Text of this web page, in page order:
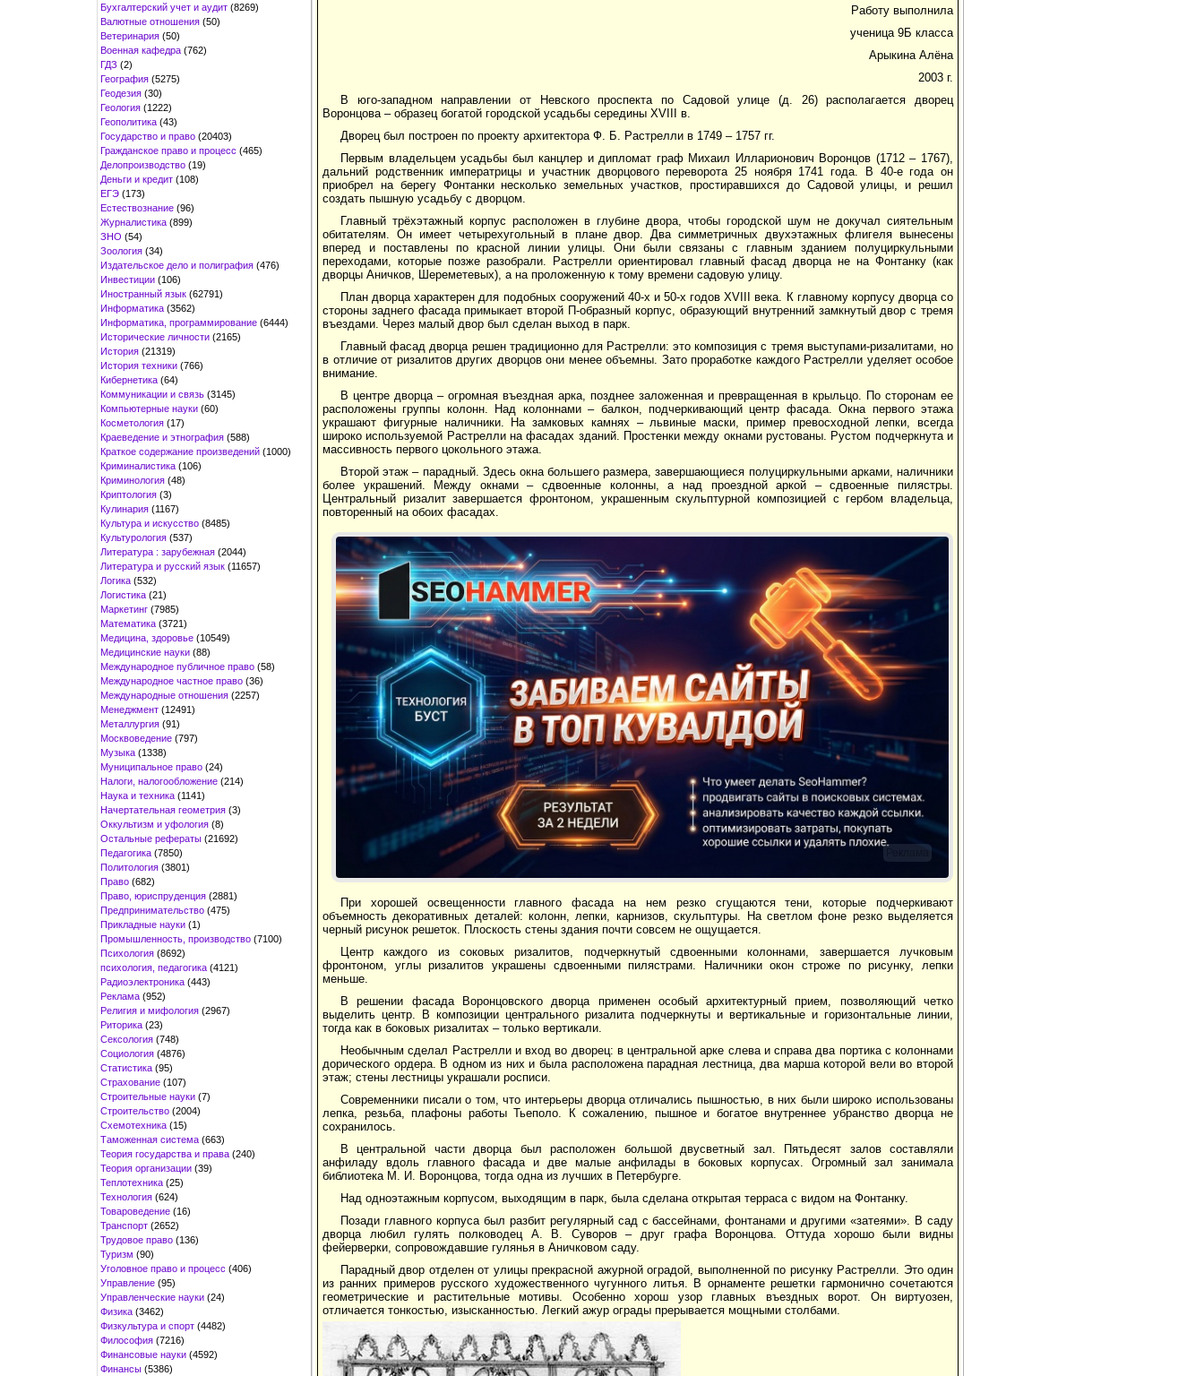
Бухгалтерский учет и аудит (8269)
Валютные отношения (50)
Ветеринария (50)
Военная кафедра (762)
ГДЗ (2)
География (5275)
Геодезия (30)
Геология (1222)
Геополитика (43)
Государство и право (20403)
Гражданское право и процесс (465)
Делопроизводство (19)
Деньги и кредит (108)
ЕГЭ (173)
Естествознание (96)
Журналистика (899)
ЗНО (54)
Зоология (34)
Издательское дело и полиграфия (476)
Инвестиции (106)
Иностранный язык (62791)
Информатика (3562)
Информатика, программирование (6444)
Исторические личности (2165)
История (21319)
История техники (766)
Кибернетика (64)
Коммуникации и связь (3145)
Компьютерные науки (60)
Косметология (17)
Краеведение и этнография (588)
Краткое содержание произведений (1000)
Криминалистика (106)
Криминология (48)
Криптология (3)
Кулинария (1167)
Культура и искусство (8485)
Культурология (537)
Литература : зарубежная (2044)
Литература и русский язык (11657)
Логика (532)
Логистика (21)
Маркетинг (7985)
Математика (3721)
Медицина, здоровье (10549)
Медицинские науки (88)
Международное публичное право (58)
Международное частное право (36)
Международные отношения (2257)
Менеджмент (12491)
Металлургия (91)
Москвоведение (797)
Музыка (1338)
Муниципальное право (24)
Налоги, налогообложение (214)
Наука и техника (1141)
Начертательная геометрия (3)
Оккультизм и уфология (8)
Остальные рефераты (21692)
Педагогика (7850)
Политология (3801)
Право (682)
Право, юриспруденция (2881)
Предпринимательство (475)
Прикладные науки (1)
Промышленность, производство (7100)
Психология (8692)
психология, педагогика (4121)
Радиоэлектроника (443)
Реклама (952)
Религия и мифология (2967)
Риторика (23)
Сексология (748)
Социология (4876)
Статистика (95)
Страхование (107)
Строительные науки (7)
Строительство (2004)
Схемотехника (15)
Таможенная система (663)
Теория государства и права (240)
Теория организации (39)
Теплотехника (25)
Технология (624)
Товароведение (16)
Транспорт (2652)
Трудовое право (136)
Туризм (90)
Уголовное право и процесс (406)
Управление (95)
Управленческие науки (24)
Физика (3462)
Физкультура и спорт (4482)
Философия (7216)
Финансовые науки (4592)
Финансы (5386)
Работу выполнила
ученица 9Б класса
Арыкина Алёна
2003 г.
В юго-западном направлении от Невского проспекта по Садовой улице (д. 26) располагается дворец
Воронцова – образец богатой городской усадьбы середины XVIII в.
Дворец был построен по проекту архитектора Ф. Б. Растрелли в 1749 – 1757 гг.
Первым владельцем усадьбы был канцлер и дипломат граф Михаил Илларионович Воронцов (1712 – 1767),
дальний родственник императрицы и участник дворцового переворота 25 ноября 1741 года. В 40-е года он
приобрел на берегу Фонтанки несколько земельных участков, простиравшихся до Садовой улицы, и решил
создать пышную усадьбу с дворцом.
Главный трёхэтажный корпус расположен в глубине двора, чтобы городской шум не докучал сиятельным
обитателям. Он имеет четырехугольный в плане двор. Два симметричных двухэтажных флигеля вынесены
вперед и поставлены по красной линии улицы. Они были связаны с главным зданием полуциркульными
переходами, которые позже разобрали. Растрелли ориентировал главный фасад дворца не на Фонтанку (как
дворцы Аничков, Шереметевых), а на проложенную к тому времени садовую улицу.
План дворца характерен для подобных сооружений 40-х и 50-х годов XVIII века. К главному корпусу дворца со
стороны заднего фасада примыкает второй П-образный корпус, образующий внутренний замкнутый двор с тремя
въездами. Через малый двор был сделан выход в парк.
Главный фасад дворца решен традиционно для Растрелли: это композиция с тремя выступами-ризалитами, но
в отличие от ризалитов других дворцов они менее объемны. Зато проработке каждого Растрелли уделяет особое
внимание.
В центре дворца – огромная въездная арка, позднее заложенная и превращенная в крыльцо. По сторонам ее
расположены группы колонн. Над колоннами – балкон, подчеркивающий центр фасада. Окна первого этажа
украшают фигурные наличники. На замковых камнях – львиные маски, пример превосходной лепки, всегда
широко используемой Растрелли на фасадах зданий. Простенки между окнами рустованы. Рустом подчеркнута и
массивность первого цокольного этажа.
Второй этаж – парадный. Здесь окна большего размера, завершающиеся полуциркульными арками, наличники
более украшений. Между окнами – сдвоенные колонны, а над проездной аркой – сдвоенные пилястры.
Центральный ризалит завершается фронтоном, украшенным скульптурной композицией с гербом владельца,
повторенный на обоих фасадах.
При хорошей освещенности главного фасада на нем резко сгущаются тени, которые подчеркивают
объемность декоративных деталей: колонн, лепки, карнизов, скульптуры. На светлом фоне резко выделяется
черный рисунок решеток. Плоскость стены здания почти совсем не ощущается.
Центр каждого из соковых ризалитов, подчеркнутый сдвоенными колоннами, завершается лучковым
фронтоном, углы ризалитов украшены сдвоенными пилястрами. Наличники окон строже по рисунку, лепки
меньше.
В решении фасада Воронцовского дворца применен особый архитектурный прием, позволяющий четко
выделить центр. В композиции центрального ризалита подчеркнуты и вертикальные и горизонтальные линии,
тогда как в боковых ризалитах – только вертикали.
Необычным сделал Растрелли и вход во дворец: в центральной арке слева и справа два портика с колоннами
дорического ордера. В одном из них и была расположена парадная лестница, два марша которой вели во второй
этаж; стены лестницы украшали росписи.
Современники писали о том, что интерьеры дворца отличались пышностью, в них были широко использованы
лепка, резьба, плафоны работы Тьеполо. К сожалению, пышное и богатое внутреннее убранство дворца не
сохранилось.
В центральной части дворца был расположен большой двусветный зал. Пятьдесят залов составляли
анфиладу вдоль главного фасада и две малые анфилады в боковых корпусах. Огромный зал занимала
библиотека М. И. Воронцова, тогда одна из лучших в Петербурге.
Над одноэтажным корпусом, выходящим в парк, была сделана открытая терраса с видом на Фонтанку.
Позади главного корпуса был разбит регулярный сад с бассейнами, фонтанами и другими «затеями». В саду
дворца любил гулять полководец А. В. Суворов – друг графа Воронцова. Оттуда хорошо были видны
фейерверки, сопровождавшие гулянья в Аничковом саду.
Парадный двор отделен от улицы прекрасной ажурной оградой, выполненной по рисунку Растрелли. Это один
из ранних примеров русского художественного чугунного литья. В орнаменте решетки гармонично сочетаются
геометрические и растительные мотивы. Особенно хорош узор главных въездных ворот. Он виртуозен,
отличается тонкостью, изысканностью. Легкий ажур ограды прерывается мощными столбами.